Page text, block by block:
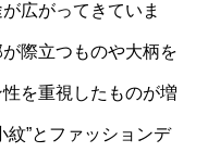
広がってきていま
際立つものや大柄を
を重視したものが増
紋”とファッションデ